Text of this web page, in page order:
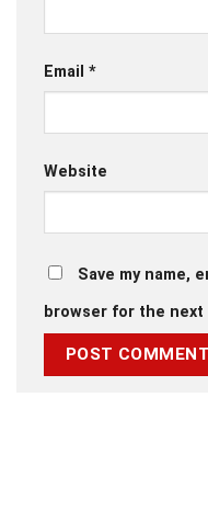
Email *
Website
Save my name,
browser for the next